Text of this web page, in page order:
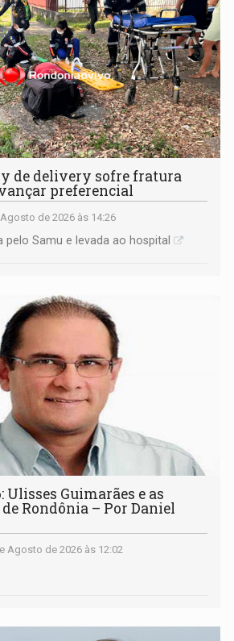
de delivery sofre fratura
preferencial
de 2026 às 14:26
Samu e levada ao hospital
Ulisses Guimarães e as
Rondônia – Por Daniel
Agosto de 2026 às 12:02